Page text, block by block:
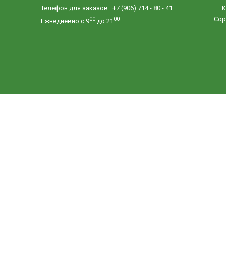
Телефон для заказов: +7 (906) 714 - 80 - 41
Ежнедневно с 900 до 21 00